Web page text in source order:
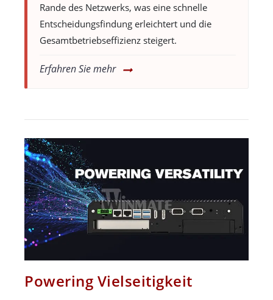
Rande des Netzwerks, was eine schnelle
Entscheidungsfindung erleichtert und die
Gesamtbetriebseffizienz steigert.
Erfahren Sie mehr
Powering Vielseitigkeit